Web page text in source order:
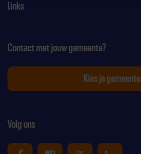
Links
Volg ons
Contact met jouw gemeente?
Kies je gemeente